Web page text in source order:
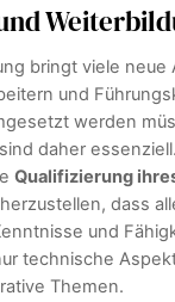
bringt viele
und
werden
daher
Qualifizierung
dass
und
technische
Themen.